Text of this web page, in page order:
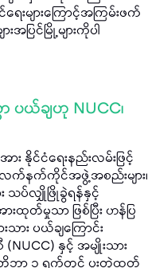
ေးများကြောင့်အကြမ်းဖက်
အပြင်မြို့များကိုပါ
ပယ်ချဟု NUCC၊
နိုင်ငံရေးနည်းလမ်းဖြင့်
း လက်နက်ကိုင်အဖွဲ့အစည်းများ၊
သပ်လျှိုဖြိုခွဲရန်နှင့်
တ်မှုသာ ဖြစ်ပြီး ဟန်ပြ
း ပယ်ချကြောင်း
နှင့် အမျိုးသား